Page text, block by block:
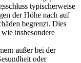
typischerweise
der Höhe nach auf
begrenzt. Dies
insbesondere
außer bei der
oder